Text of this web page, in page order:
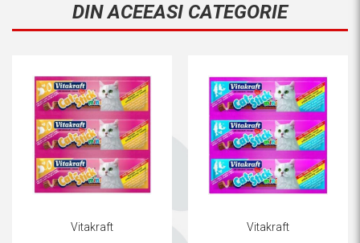
DIN ACEEASI CATEGORIE
Vitakraft Vitakraft